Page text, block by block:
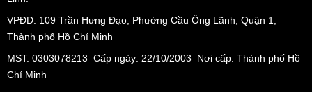
VPĐD: 109 Trần Hưng Đạo, Phường Cầu Ông Lãnh, Quận 1,
Thành phố Hồ Chí Minh
MST: 0303078213 Cấp ngày: 22/10/2003 Nơi cấp: Thành phố Hồ
Chí Minh